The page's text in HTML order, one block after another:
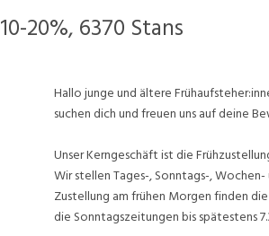
10-20%, 6370 Stans
Hallo junge und ältere
suchen dich und freuen uns auf deine
Unser Kerngeschäft ist die
Wir stellen Tages-, Sonntags-,
Zustellung am frühen Morgen finden
die Sonntagszeitungen bis spätestens